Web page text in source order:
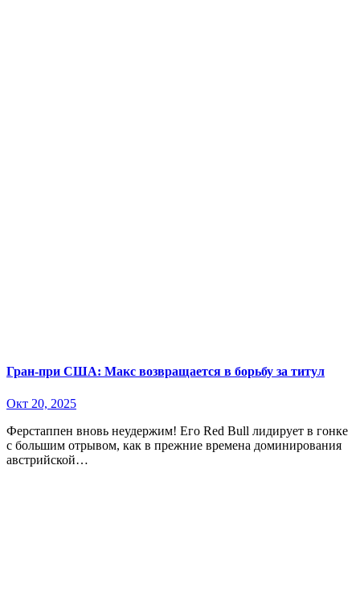
Гран-при США: Макс возвращается в борьбу за титул
Окт 20, 2025
Ферстаппен вновь неудержим! Его Red Bull лидирует в гонке
с большим отрывом, как в прежние времена доминирования
австрийской…